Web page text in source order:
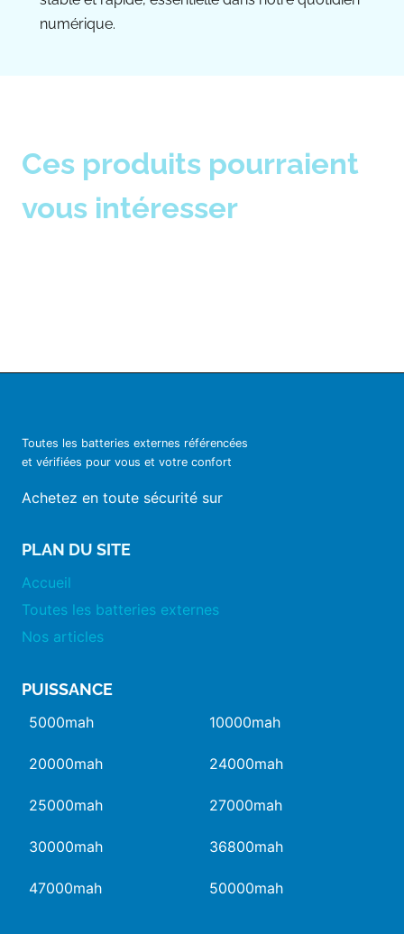
numérique.
Ces produits pourraient
vous intéresser
Toutes les batteries externes référencées
et vérifiées pour vous et votre confort
Achetez en toute sécurité sur
PLAN DU SITE
Accueil
Toutes les batteries externes
Nos articles
PUISSANCE
5000mah 10000mah
20000mah 24000mah
25000mah 27000mah
30000mah 36800mah
47000mah 50000mah